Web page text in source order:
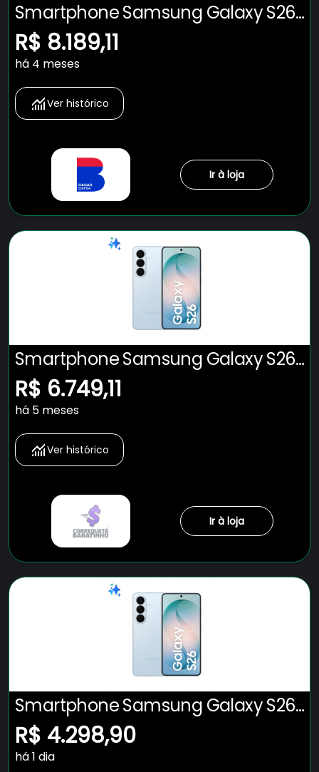
Smartphone Samsung Galaxy S26
5G Tela 6.3" 512GB Câmera 50MP -
CEL. SAMSUNG GALAXY S26 5G
512GB BRANCO
R$ 8.189,11
há 4 meses
Ver histórico
Ir à loja
Smartphone Samsung Galaxy S26
5G Tela 6.3" 512GB Câmera 50MP -
Azul
R$ 6.749,11
há 5 meses
Ver histórico
Ir à loja
Smartphone Samsung Galaxy S26
5G Tela 6.3" 256GB Câmera 50MP -
Azul
R$ 4.298,90
há 1 dia